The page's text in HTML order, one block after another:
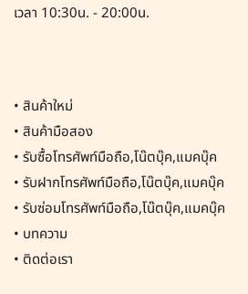
เวลา 10:30น. - 20:00น.
• สินค้าใหม่
• สินค้ามือสอง
• รับซื้อโทรศัพท์มือถือ,โน๊ตบุ๊ค,แมคบุ๊ค
• รับฝากโทรศัพท์มือถือ,โน๊ตบุ๊ค,แมคบุ๊ค
• รับซ่อมโทรศัพท์มือถือ,โน๊ตบุ๊ค,แมคบุ๊ค
• บทความ
• ติดต่อเรา